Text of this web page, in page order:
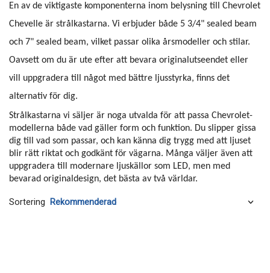
En av de viktigaste komponenterna inom belysning till Chevrolet
Chevelle är strålkastarna. Vi erbjuder både 5 3/4" sealed beam
och 7" sealed beam, vilket passar olika årsmodeller och stilar.
Oavsett om du är ute efter att bevara originalutseendet eller
vill uppgradera till något med bättre ljusstyrka, finns det
alternativ för dig.
Strålkastarna vi säljer är noga utvalda för att passa Chevrolet-
modellerna både vad gäller form och funktion. Du slipper gissa
dig till vad som passar, och kan känna dig trygg med att ljuset
blir rätt riktat och godkänt för vägarna. Många väljer även att
uppgradera till modernare ljuskällor som LED, men med
bevarad originaldesign, det bästa av två världar.
Sortering